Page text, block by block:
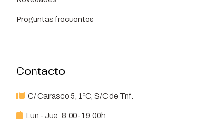
Preguntas frecuentes
Contacto
C/ Cairasco 5, 1ºC, S/C de Tnf.
Lun - Jue: 8:00-19:00h